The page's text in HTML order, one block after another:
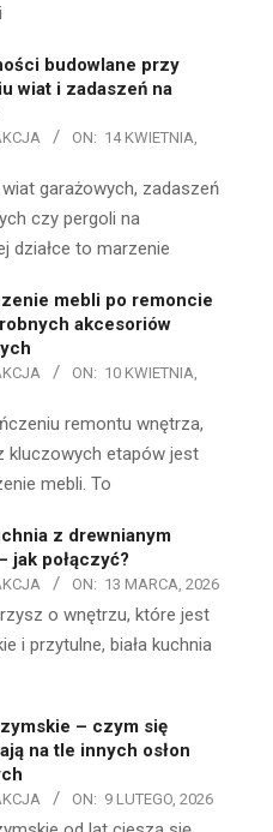
budowlane przy
wiat i zadaszeń na
ON: 14 KWIETNIA,
garażowych, zadaszeń
czy pergoli na
działce to marzenie
mebli po remoncie
akcesoriów
ON: 10 KWIETNIA,
remontu wnętrza,
kluczowych etapów jest
mebli. To
z drewnianym
jak połączyć?
ON: 13 MARCA, 2026
o wnętrzu, które jest
i przytulne, biała kuchnia
– czym się
na tle innych osłon
ON: 9 LUTEGO, 2026